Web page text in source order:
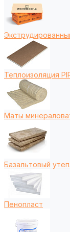
Теплоизоляция
Маты
Базальтовый
Пенопласт